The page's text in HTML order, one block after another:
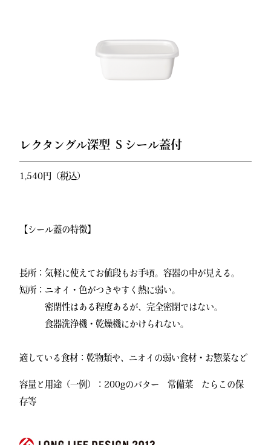
レクタングル深型 Ｓシール蓋付
1,540円（税込）
【シール蓋の特徴】
長所：気軽に使えてお値段もお手頃。容器の中が見える。
短所：ニオイ・色がつきやすく熱に弱い。
密閉性はある程度あるが、完全密閉ではない。
食器洗浄機・乾燥機にかけられない。
適している食材：乾物類や、ニオイの弱い食材・お惣菜など
容量と用途（一例）：200gのバター 常備菜 たらこの保
存等